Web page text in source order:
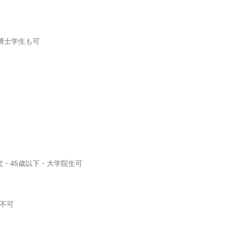
士学生も可
45歳以下・大学院生可
可